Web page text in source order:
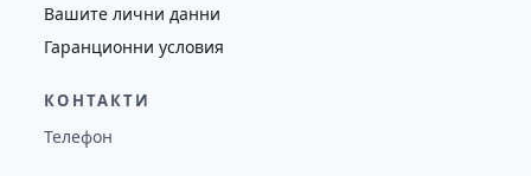
Вашите лични данни
Гаранционни условия
КОНТАКТИ
Телефон